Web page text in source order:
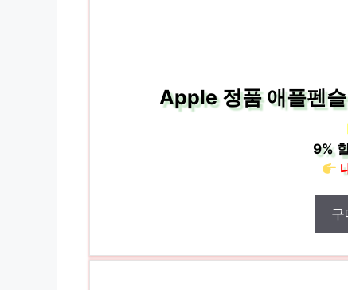
Apple 정품 애플펜
9%
구